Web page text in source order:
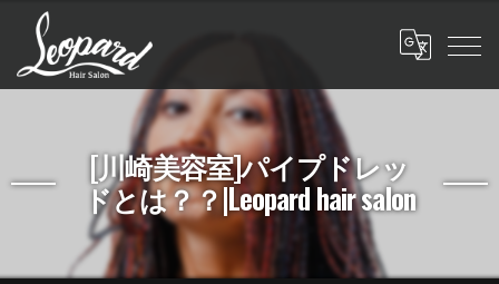
[川崎美容室]パイプドレッ
ドとは？？|Leopard hair salon